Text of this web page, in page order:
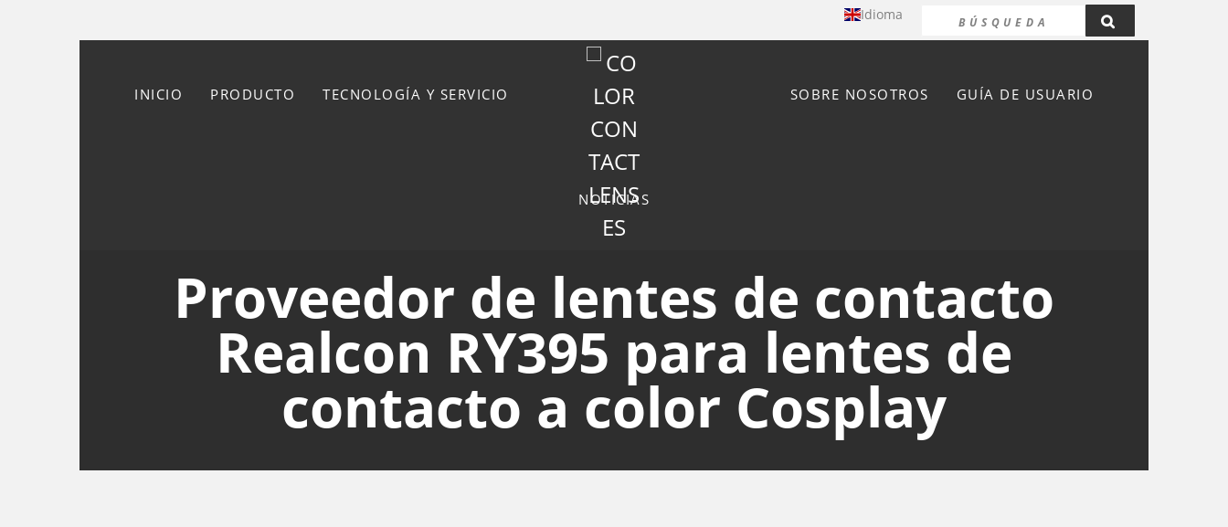
Idioma
INICIO PRODUCTO TECNOLOGÍA Y SERVICIO SOBRE NOSOTROS GUÍA DE USUARIO
NOTICIAS
Proveedor de lentes de contacto
Realcon RY395 para lentes de
contacto a color Cosplay